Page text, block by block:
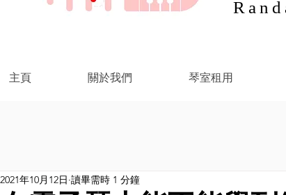
主頁 關於我們 琴室租用
2021年10月12日 讀畢需時 1 分鐘